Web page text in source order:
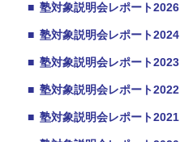
■ 塾対象説明会レポート2026
■ 塾対象説明会レポート2024
■ 塾対象説明会レポート2023
■ 塾対象説明会レポート2022
■ 塾対象説明会レポート2021